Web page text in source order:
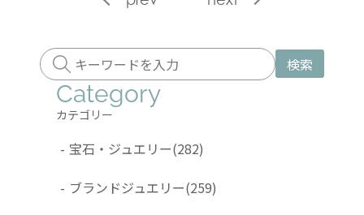
検索
Category
カテゴリー
- 宝石・ジュエリー(282)
- ブランドジュエリー(259)